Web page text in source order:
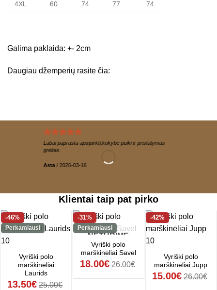
4XL 60 74 77 74
Galima paklaida: +- 2cm
Daugiau džemperių rasite čia:
Labai paprasta apsipirkti,kokybė puiki ir pristatymas
greitas.
Asta / 2026-03-16
Klientai taip pat pirko
-46%
Perkamiausi
Vyriški polo
marškinėliai
Laurids
13.50€ 25.00€
-31%
Perkamiausi
NETURIME
Vyriški polo
marškinėliai Savel
18.00€ 26.00€
-42%
Vyriški polo
marškinėliai Jupp
15.00€ 26.00€